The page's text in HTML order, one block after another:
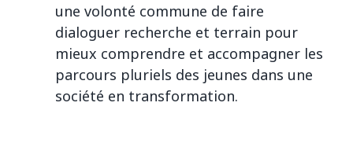
une volonté commune de faire
dialoguer recherche et terrain pour
mieux comprendre et accompagner les
parcours pluriels des jeunes dans une
société en transformation.